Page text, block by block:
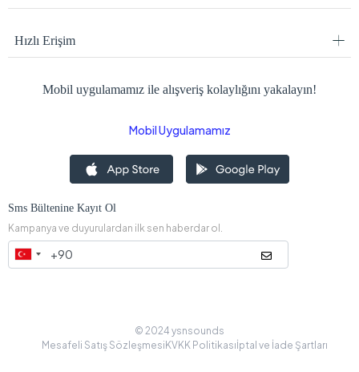
Hızlı Erişim
Mobil uygulamamız ile alışveriş kolaylığını yakalayın!
Mobil Uygulamamız
Sms Bültenine Kayıt Ol
Kampanya ve duyurulardan ilk sen haberdar ol.
© 2024 ysnsounds
Mesafeli Satış Sözleşmesi KVKK Politikasıİptal ve İade Şartları